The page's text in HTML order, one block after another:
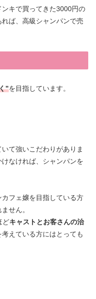
キで買ってきた3000円の
ば、高級シャンパンで売
”を目指しています。
いて強いこだわりがありま
なければ、シャンパンを
フェ嬢を目指している方
せん。
どキャストとお客さんの治
考えている方にはとっても